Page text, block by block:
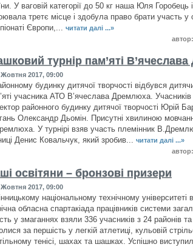
У ваговій категорії до 50 кг наша Юля Горобець
третє місце і здобула право брати участь у
Європи,... читати далі ...»
автор:
турнір пам’яті
2017, 09:00
будинку дитячої творчості відбувся
учасника АТО В’ячеслава Дремлюха. Учасників
районного будинку дитячої творчості Юрій
Олександр Дьомін. Присутні хвилиною
У турнірі взяв участь племінник
Денис Ковальчук, який зробив... читати далі ...»
автор:
освітяни – бронзові призери
2017, 09:00
національному технічному університеті
обласна спартакіада працівників системи
у змаганнях взяли 336 учасників з 24 районів
за першість у легкій атлетиці, кульовій
тенісі, шахах та шашках. Успішно